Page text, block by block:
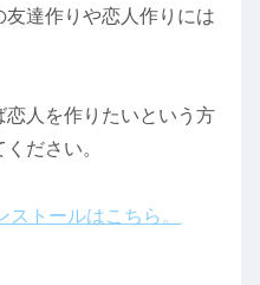
友達作りや恋人作りには
人を作りたいという方
ださい。
トールはこちら。